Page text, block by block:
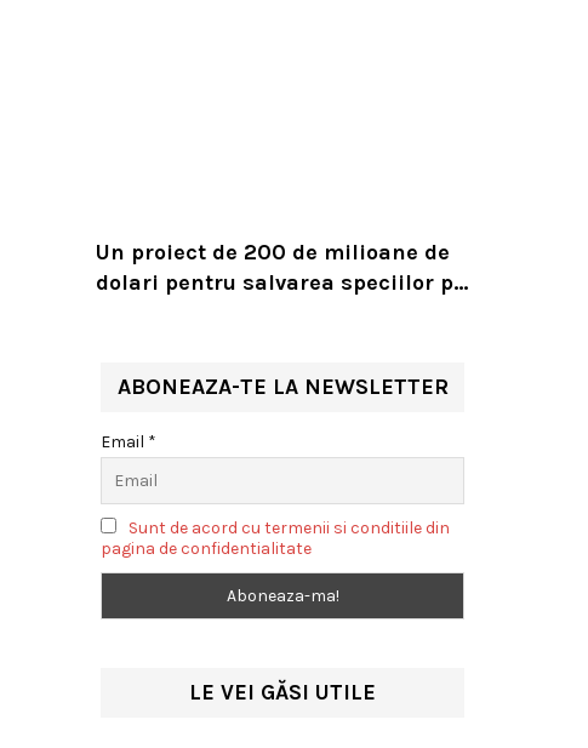
Un proiect de 200 de milioane de
dolari pentru salvarea speciilor pe
ABONEAZA-TE LA NEWSLETTER
Email *
Sunt de acord cu termenii si conditiile din
pagina de confidentialitate
LE VEI GĂSI UTILE